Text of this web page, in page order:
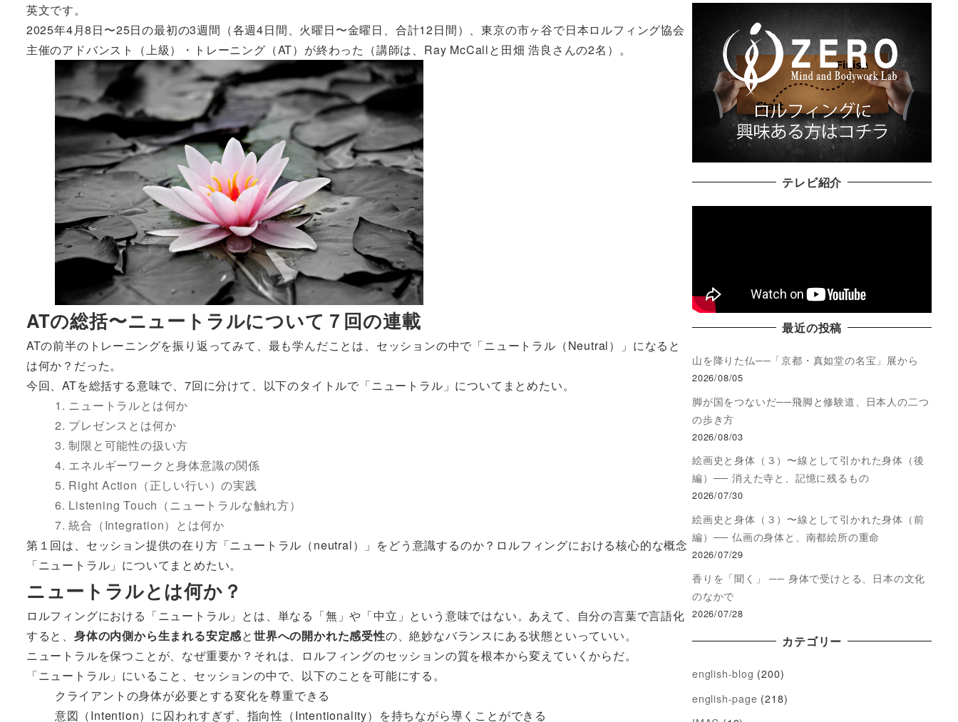
英文です。
2025年4月8日〜25日の最初の3週間（各週4日間、火曜日〜金曜日、合計12日間）、東京の市ヶ谷で日本ロルフィング協会
主催のアドバンスト（上級）・トレーニング（AT）が終わった（講師は、Ray McCallと田畑 浩良さんの2名）。
ATの総括〜ニュートラルについて７回の連載
ATの前半のトレーニングを振り返ってみて、最も学んだことは、セッションの中で「ニュートラル（Neutral）」になると
は何か？だった。
今回、ATを総括する意味で、7回に分けて、以下のタイトルで「ニュートラル」についてまとめたい。
1. ニュートラルとは何か
2. プレゼンスとは何か
3. 制限と可能性の扱い方
4. エネルギーワークと身体意識の関係
5. Right Action（正しい行い）の実践
6. Listening Touch（ニュートラルな触れ方）
7. 統合（Integration）とは何か
第１回は、セッション提供の在り方「ニュートラル（neutral）」をどう意識するのか？ロルフィングにおける核心的な概念
「ニュートラル」についてまとめたい。
ニュートラルとは何か？
ロルフィングにおける「ニュートラル」とは、単なる「無」や「中立」という意味ではない。あえて、自分の言葉で言語化
すると、 身体の内側から生まれる安定感と世界への開かれた感受性の、絶妙なバランスにある状態といっていい。
ニュートラルを保つことが、なぜ重要か？それは、ロルフィングのセッションの質を根本から変えていくからだ。
「ニュートラル」にいること、セッションの中で、以下のことを可能にする。
クライアントの身体が必要とする変化を尊重できる
意図（Intention）に囚われすぎず、指向性（Intentionality）を持ちながら導くことができる
テレビ紹介
最近の投稿
山を降りた仏──「京都・真如堂の名宝」展から
2026/08/05
脚が国をつないだ──飛脚と修験道、日本人の二つ
の歩き方
2026/08/03
絵画史と身体（３）〜線として引かれた身体（後
編）── 消えた寺と、記憶に残るもの
2026/07/30
絵画史と身体（３）〜線として引かれた身体（前
編）── 仏画の身体と、南都絵所の重命
2026/07/29
香りを「聞く」 ── 身体で受けとる、日本の文化
のなかで
2026/07/28
カテゴリー
english-blog (200)
english-page (218)